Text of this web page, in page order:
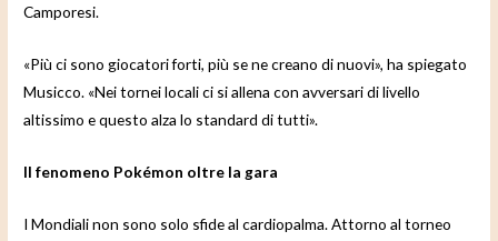
Camporesi.
«Più ci sono giocatori forti, più se ne creano di nuovi», ha spiegato
Musicco. «Nei tornei locali ci si allena con avversari di livello
altissimo e questo alza lo standard di tutti».
Il fenomeno Pokémon oltre la gara
I Mondiali non sono solo sfide al cardiopalma. Attorno al torneo